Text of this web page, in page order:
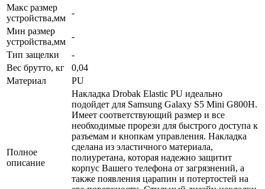
Макс размер
устройства,мм
-
Мин размер
устройства,мм
-
Тип защелки
-
Вес брутто, кг
0,04
Материал
PU
Полное
описание
Накладка Drobak Elastic PU идеально
подойдет для Samsung Galaxy S5 Mini G800H.
Имеет соответствующий размер и все
необходимые прорези для быстрого доступа к
разъемам и кнопкам управления. Накладка
сделана из эластичного материала,
полиуретана, которая надежно защитит
корпус Вашего телефона от загрязнений, а
также появления царапин и потертостей на